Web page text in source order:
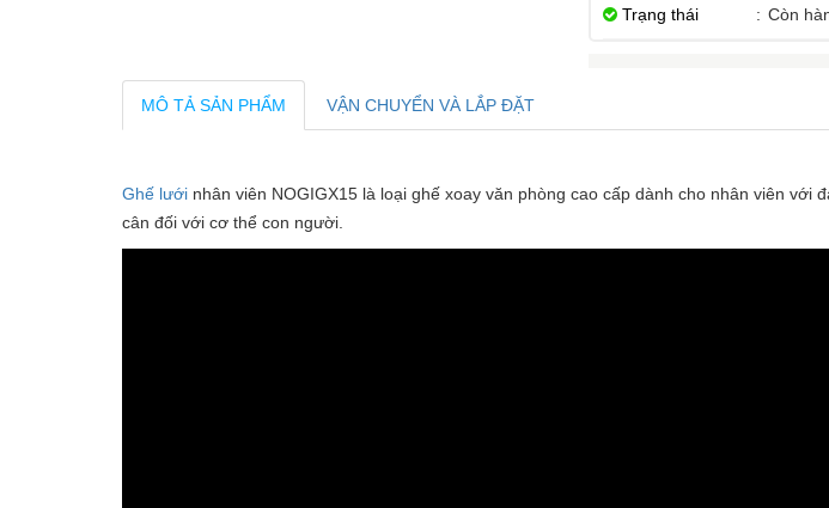
Trạng thái : Còn
MÔ TẢ SẢN PHẨM VẬN CHUYỂN VÀ LẮP ĐẶT
Ghế lưới nhân viên NOGIGX15 là loại ghế xoay văn phòng cao cấp dành cho nhân viên với
cân đối với cơ thể con người.